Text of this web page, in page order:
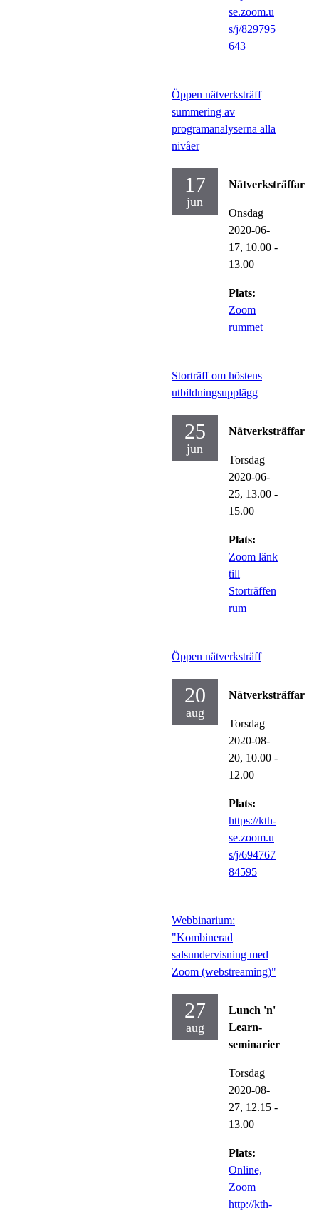
se.zoom.u
s/j/829795
643
Öppen nätverksträff
summering av
programanalyserna alla
nivåer
17
jun
Nätverksträffar
Onsdag
2020-06-
17, 10.00 -
13.00
Plats:
Zoom
rummet
Storträff om höstens
utbildningsupplägg
25
jun
Nätverksträffar
Torsdag
2020-06-
25, 13.00 -
15.00
Plats:
Zoom länk
till
Storträffen
rum
Öppen nätverksträff
20
aug
Nätverksträffar
Torsdag
2020-08-
20, 10.00 -
12.00
Plats:
https://kth-
se.zoom.u
s/j/694767
84595
Webbinarium:
"Kombinerad
salsundervisning med
Zoom (webstreaming)"
27
aug
Lunch 'n'
Learn-
seminarier
Torsdag
2020-08-
27, 12.15 -
13.00
Plats:
Online,
Zoom
http://kth-